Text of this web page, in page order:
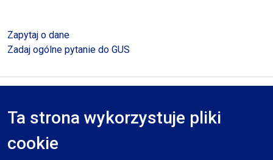
Ta strona wykorzystuje pliki
cookie
Zapytaj o dane
Zadaj ogólne pytanie do GUS
RODO